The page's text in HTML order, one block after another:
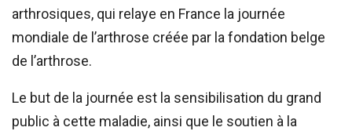
arthrosiques, qui relaye en France la journée
mondiale de l’arthrose créée par la fondation belge
de l’arthrose.
Le but de la journée est la sensibilisation du grand
public à cette maladie, ainsi que le soutien à la